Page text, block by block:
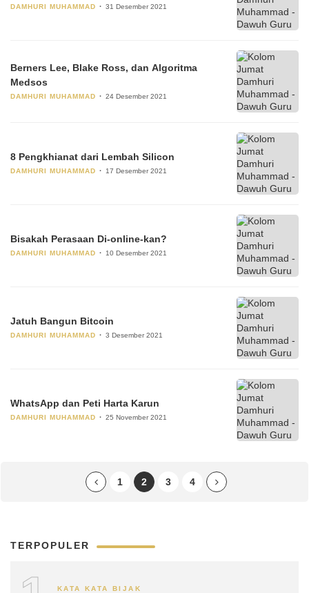
DAMHURI MUHAMMAD 31 Desember 2021
Berners Lee, Blake Ross, dan Algoritma
Medsos
DAMHURI MUHAMMAD 24 Desember 2021
8 Pengkhianat dari Lembah Silicon
DAMHURI MUHAMMAD 17 Desember 2021
Bisakah Perasaan Di-online-kan?
DAMHURI MUHAMMAD 10 Desember 2021
Jatuh Bangun Bitcoin
DAMHURI MUHAMMAD 3 Desember 2021
WhatsApp dan Peti Harta Karun
DAMHURI MUHAMMAD 25 November 2021
1 2 3 4
TERPOPULER
KATA KATA BIJAK